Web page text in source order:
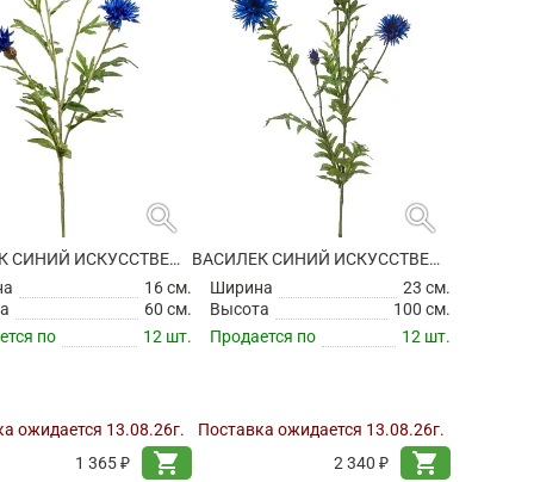
search
ВАСИЛЕК СИНИЙ ИСКУССТВЕННЫЙ
16 см.
60 см.
по
12 шт.
ожидается 13.08.26г.
1 365 ₽
shopping_cart
search
ВАСИЛЕК СИНИЙ ИСКУССТВЕННЫЙ
Ширина
23 см.
Высота
100 см.
Продается по
12 шт.
Поставка ожидается 13.08.26г.
2 340 ₽
shopping_cart